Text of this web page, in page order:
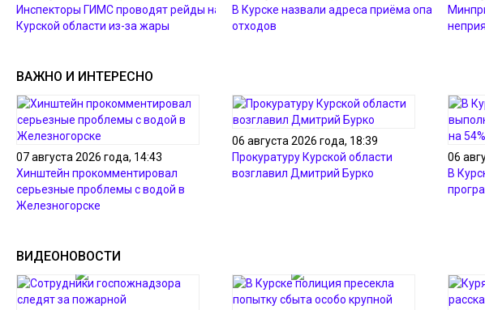
Инспекторы ГИМС проводят рейды на водоёмах
Курской области из-за жары
В Курске назвали адреса приёма опасных
отходов
ВАЖНО И ИНТЕРЕСНО
07 августа 2026 года, 14:43
Хинштейн прокомментировал
серьезные проблемы с водой в
Железногорске
06 августа 2026 года, 18:39
Прокуратуру Курской области
возглавил Дмитрий Бурко
06
В
ВИДЕОНОВОСТИ